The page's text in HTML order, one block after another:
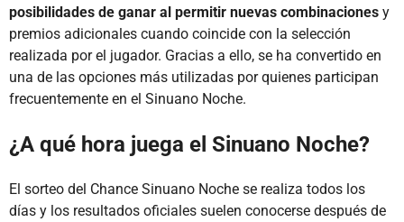
posibilidades de ganar al permitir nuevas combinaciones y
premios adicionales cuando coincide con la selección
realizada por el jugador. Gracias a ello, se ha convertido en
una de las opciones más utilizadas por quienes participan
frecuentemente en el Sinuano Noche.
¿A qué hora juega el Sinuano Noche?
El sorteo del Chance Sinuano Noche se realiza todos los
días y los resultados oficiales suelen conocerse después de